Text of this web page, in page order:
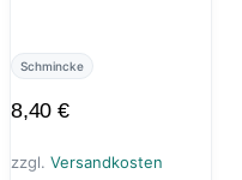
Schmincke
8,40€
zzgl. Versandkosten